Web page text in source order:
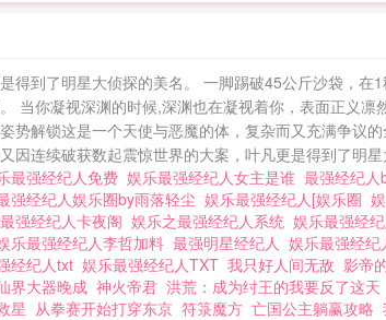
卢小说网提醒您：本小说及人物纯属虚构
得到了明星大侦探的美名。 一脚踢破45公斤沙袋，
当你凝视深渊的时候,深渊也在凝视着你，表面正义
势解锁这是一个天使与恶魔的体，复杂而又充满争议
因连续破获数起震惊世界的大案，叶凡更是得到了明
最强经纪人免费 娱乐最强经纪人女主是谁 最强经纪人
强经纪人娱乐圈by雨落轻尘 娱乐最强经纪人[娱乐圈
强经纪人卡夜阁 娱乐之最强经纪人系统 娱乐最强经
乐最强经纪人李哲加料 最强明星经纪人 娱乐最强经
经纪人txt 娱乐最强经纪人TXT 我只好人间无敌 影帝
界大器晚成 神火帝君 洪荒：成为纣王的我要反了这天
星 从拳赛开始打穿东京 符箓魔方 亡国公主躺赢攻略